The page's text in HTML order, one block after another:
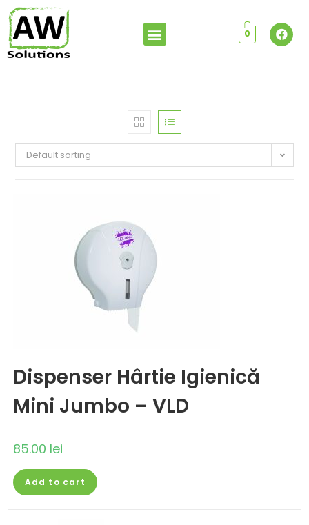
0
Default sorting
Dispenser Hârtie Igienică
Mini Jumbo – VLD
85.00 lei
Add to cart